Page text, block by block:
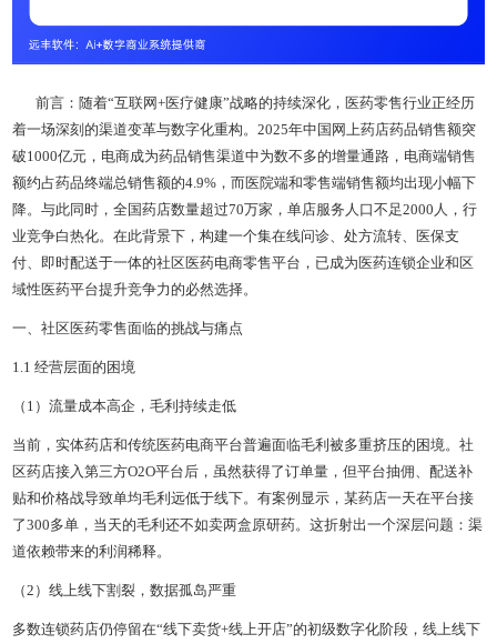
前言：随着“互联网+医疗健康”战略的持续深化，医药零售行业正经历
着一场深刻的渠道变革与数字化重构。2025年中国网上药店药品销售额突
破1000亿元，电商成为药品销售渠道中为数不多的增量通路，电商端销售
额约占药品终端总销售额的4.9%，而医院端和零售端销售额均出现小幅下
降。与此同时，全国药店数量超过70万家，单店服务人口不足2000人，行
业竞争白热化。在此背景下，构建一个集在线问诊、处方流转、医保支
付、即时配送于一体的社区医药电商零售平台，已成为医药连锁企业和区
域性医药平台提升竞争力的必然选择。
一、社区医药零售面临的挑战与痛点
1.1 经营层面的困境
（1）流量成本高企，毛利持续走低
当前，实体药店和传统医药电商平台普遍面临毛利被多重挤压的困境。社
区药店接入第三方O2O平台后，虽然获得了订单量，但平台抽佣、配送补
贴和价格战导致单均毛利远低于线下。有案例显示，某药店一天在平台接
了300多单，当天的毛利还不如卖两盒原研药。这折射出一个深层问题：渠
道依赖带来的利润稀释。
（2）线上线下割裂，数据孤岛严重
多数连锁药店仍停留在“线下卖货+线上开店”的初级数字化阶段，线上线下